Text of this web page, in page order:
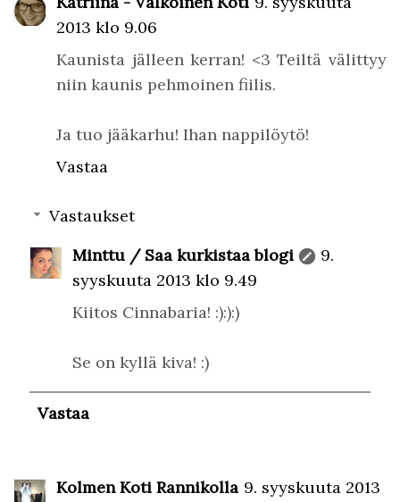
2013 klo 9.06
Kaunista jälleen kerran! <3 Teiltä välittyy
niin kaunis pehmoinen fiilis.
Ja tuo jääkarhu! Ihan nappilöytö!
Vastaa
Vastaukset
Minttu / Saa kurkistaa blogi
9.
syyskuuta 2013 klo 9.49
Kiitos Cinnabaria! :):):)
Se on kyllä kiva! :)
Vastaa
Kolmen Koti Rannikolla 9. syyskuuta 2013